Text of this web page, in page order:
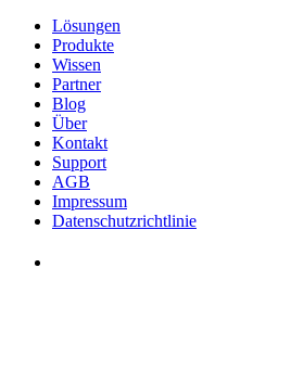
Lösungen
Produkte
Wissen
Partner
Blog
Über
Kontakt
Support
AGB
Impressum
Datenschutzrichtlinie